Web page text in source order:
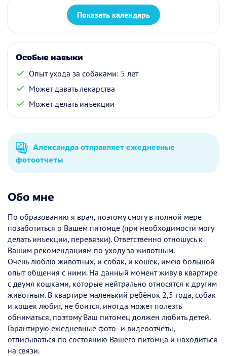
Показать календарь
Особые навыки
Опыт ухода за собаками: 5 лет
Может давать лекарства
Может делать инъекции
Александра отправляет ежедневные
фотоотчеты
Обо мне
По образованию я врач, поэтому смогу в полной мере
позаботиться о Вашем питомце (при необходимости могу
делать инъекции, перевязки). Ответственно отношусь к
Вашим рекомендациям по уходу за животным.
Очень люблю животных, и собак, и кошек, имею большой
опыт общения с ними. На данный момент живу в квартире
с двумя кошками, которые нейтрально относятся к другим
животным. В квартире маленький ребёнок 2,5 года, собак
и кошек любит, не боится, иногда может полезть
обниматься, поэтому Ваш питомец должен любить детей.
Гарантирую ежедневные фото- и видеоотчёты,
отписываться по состоянию Вашего питомца и находиться
на связи.